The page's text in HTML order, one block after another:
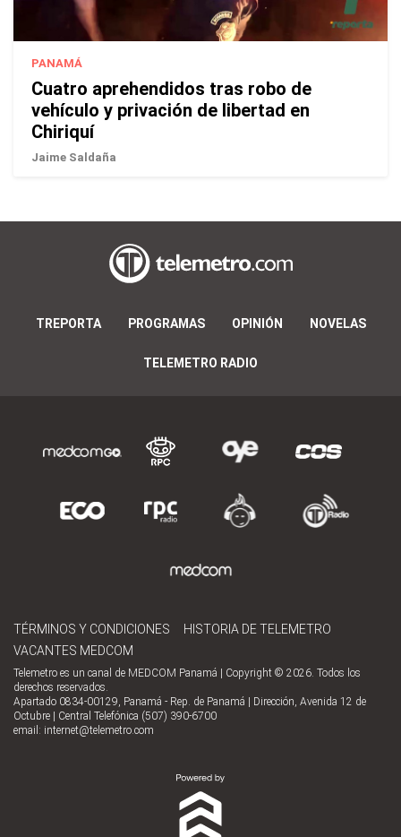
PANAMÁ
Cuatro aprehendidos tras robo de
vehículo y privación de libertad en
Chiriquí
Jaime Saldaña
TREPORTA PROGRAMAS OPINIÓN NOVELAS
TELEMETRO RADIO
TÉRMINOS Y CONDICIONES
HISTORIA DE TELEMETRO
VACANTES MEDCOM
Telemetro es un canal de MEDCOM Panamá | Copyright © 2026. Todos los
derechos reservados.
Apartado 0834-00129, Panamá - Rep. de Panamá | Dirección, Avenida 12 de
Octubre | Central Telefónica (507) 390-6700
email: internet@telemetro.com